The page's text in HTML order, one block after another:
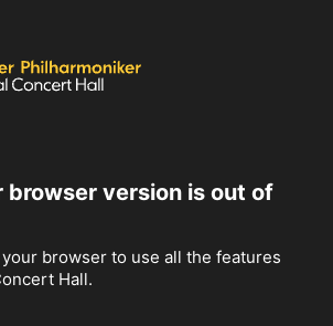
browser version is out of
browser to use all the features
Hall.